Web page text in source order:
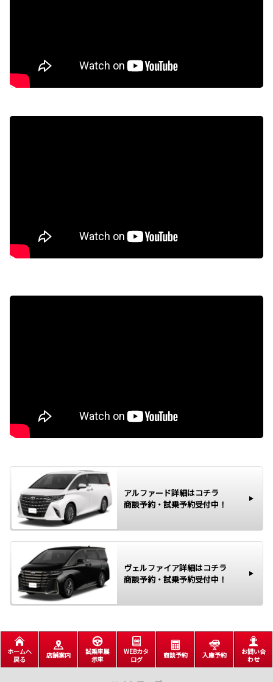
アルファード詳細はコチラ
商談予約・試乗予約受付中！
ヴェルファイア詳細はコチラ
商談予約・試乗予約受付中！
ホームへ
戻る
店舗案内
試乗車展
示車
WEBカタ
ログ
商談予約 入庫予約
お問い合
わせ